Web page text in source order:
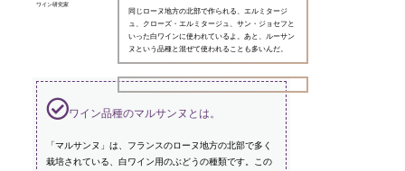
ワイン研究家
同じローヌ地方の北部で作られる、エルミタージ
ュ、クローズ・エルミタージュ、サン・ジョセフと
いった白ワインに使われているよ。あと、ルーサン
ヌという品種と混ぜて使われることも多いんだ。
ワイン品種のマルサンヌとは。
「マルサンヌ」は、フランスのローヌ地方の北部で多く
栽培されている、白ワイン用のぶどうの種類です。この